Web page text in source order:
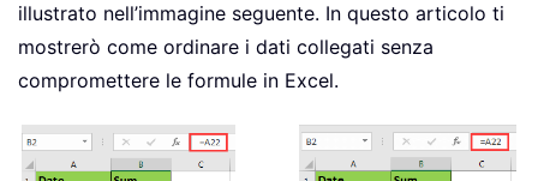
illustrato nell’immagine seguente. In questo articolo ti
mostrerò come ordinare i dati collegati senza
compromettere le formule in Excel.